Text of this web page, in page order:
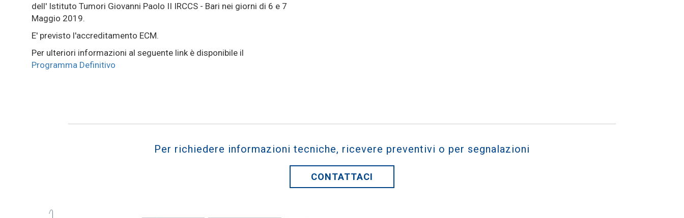
dell' Istituto Tumori Giovanni Paolo II IRCCS - Bari nei giorni di 6 e 7
Maggio 2019.
E' previsto l'accreditamento ECM.
Per ulteriori informazioni al seguente link è disponibile il
Programma Definitivo
Per richiedere informazioni tecniche, ricevere preventivi o per segnalazioni
CONTATTACI